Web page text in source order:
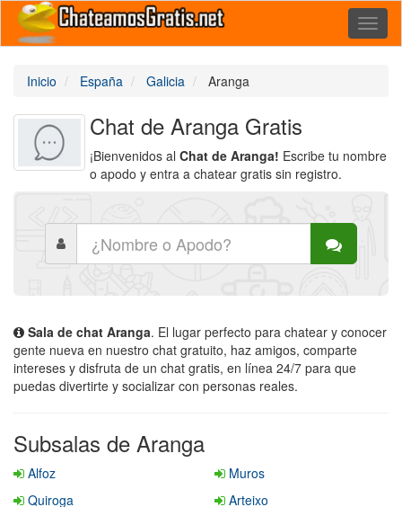
Inicio España Galicia Aranga
Chat de Aranga Gratis
¡Bienvenidos al Chat de Aranga! Escribe tu nombre
o apodo y entra a chatear gratis sin registro.
Sala de chat Aranga. El lugar perfecto para chatear y conocer
gente nueva en nuestro chat gratuito, haz amigos, comparte
intereses y disfruta de un chat gratis, en línea 24/7 para que
puedas divertirte y socializar con personas reales.
Subsalas de Aranga
Alfoz
Muros
Quiroga
Arteixo